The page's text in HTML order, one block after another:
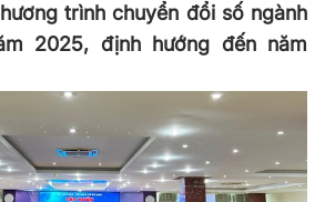
trình chuyển đổi số ngành
2025, định hướng đến năm